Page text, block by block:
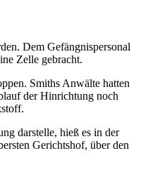
Dem Gefängnispersonal
Zelle gebracht.
Smiths Anwälte hatten
der Hinrichtung noch
darstelle, hieß es in der
Gerichtshof, über den